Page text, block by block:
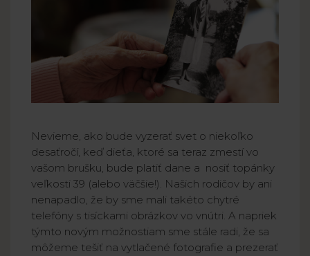
Nevieme, ako bude vyzerať svet o niekoľko
desaťročí, keď dieťa, ktoré sa teraz zmestí vo
vašom brušku, bude platiť dane a nosiť topánky
veľkosti 39 (alebo väčšie!). Našich rodičov by ani
nenapadlo, že by sme mali takéto chytré
telefóny s tisíckami obrázkov vo vnútri. A napriek
týmto novým možnostiam sme stále radi, že sa
môžeme tešiť na vytlačené fotografie a prezerať